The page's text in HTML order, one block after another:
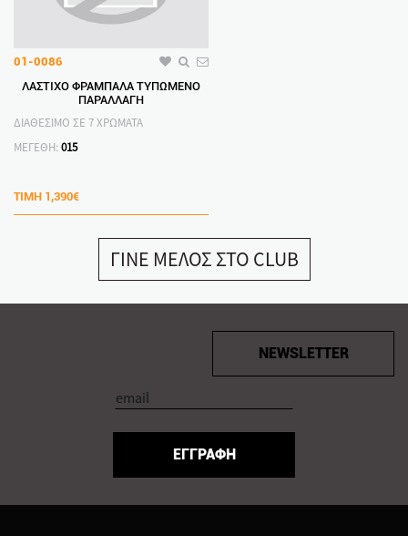
01-0086
ΛΑΣΤΙΧΟ ΦΡΑΜΠΑΛΑ ΤΥΠΩΜΕΝΟ
ΠΑΡΑΛΛΑΓΗ
ΔΙΑΘΕΣΙΜΟ ΣΕ 7 ΧΡΩΜΑΤΑ
ΜΕΓΕΘΗ: 015
ΤΙΜΗ 1,390€
ΓΙΝΕ ΜΕΛΟΣ ΣΤΟ CLUB
NEWSLETTER
ΕΓΓΡΑΦΗ